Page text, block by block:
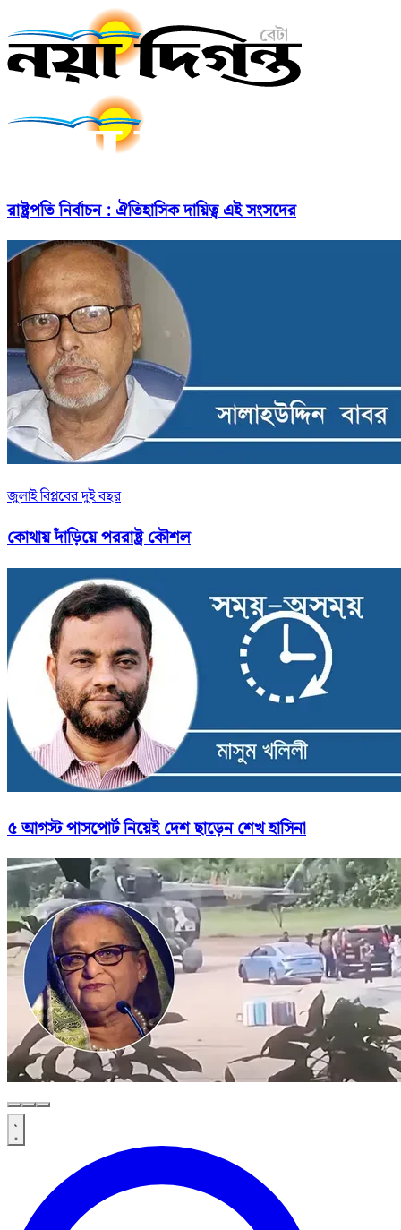
রাষ্ট্রপতি নির্বাচন : ঐতিহাসিক দায়িত্ব এই সংসদের
জুলাই বিপ্লবের দুই বছর
কোথায় দাঁড়িয়ে পররাষ্ট্র কৌশল
৫ আগস্ট পাসপোর্ট নিয়েই দেশ ছাড়েন শেখ হাসিনা